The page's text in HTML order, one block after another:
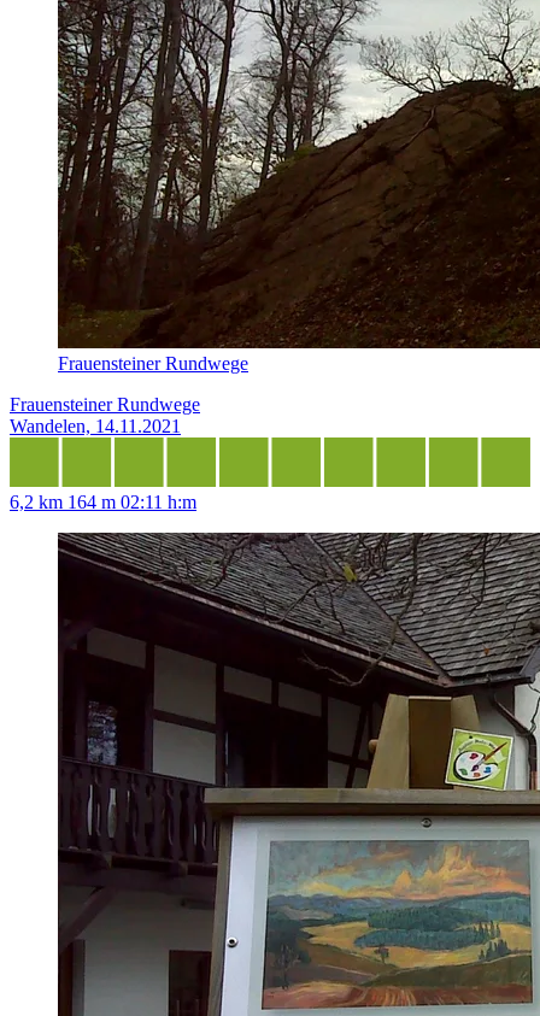
Frauensteiner Rundwege
Frauensteiner Rundwege
Wandelen, 14.11.2021
6,2 km 164 m 02:11 h:m